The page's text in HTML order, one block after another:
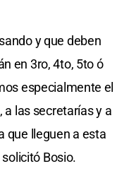
y que deben
en 3ro, 4to, 5to ó
especialmente el
las secretarías y a
que lleguen a esta
Bosio.